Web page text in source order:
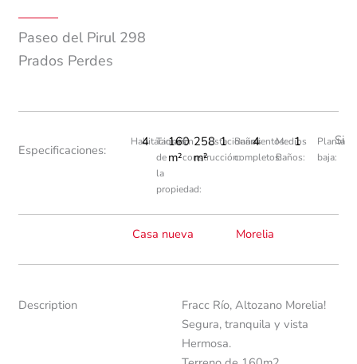
Paseo del Pirul 298
Prados Perdes
Especificaciones:
Habitaciones:
4 Tamaño
de
la
propiedad:
160
m²
En
construcción:
258
m²
Estacionamientos:
1 Baños
completos:
4
Medios
Baños:
1
Planta
baja:
Si
Casa nueva Morelia
Description
Fracc Río, Altozano Morelia!
Segura, tranquila y vista
Hermosa.